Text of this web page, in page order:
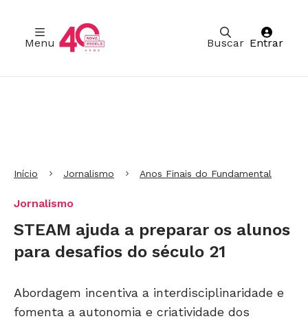
Buscar
Menu Entrar
Início Jornalismo Anos Finais do Fundamental
Jornalismo
STEAM ajuda a preparar os alunos
para desafios do século 21
Abordagem incentiva a interdisciplinaridade e
fomenta a autonomia e criatividade dos